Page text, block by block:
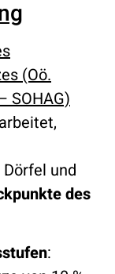
(Oö.
SOHAG)
und
des
: